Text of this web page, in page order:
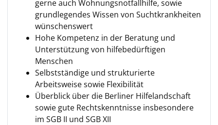
gerne auch Wohnungsnotfallhilfe, sowie
grundlegendes Wissen von Suchtkrankheiten
wünschenswert
Hohe Kompetenz in der Beratung und
Unterstützung von hilfebedürftigen
Menschen
Selbstständige und strukturierte
Arbeitsweise sowie Flexibilität
Überblick über die Berliner Hilfelandschaft
sowie gute Rechtskenntnisse insbesondere
im SGB II und SGB XII